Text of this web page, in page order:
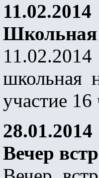
11.02.2014
Школьная
школьная
участие
28.01.2014
Вечер